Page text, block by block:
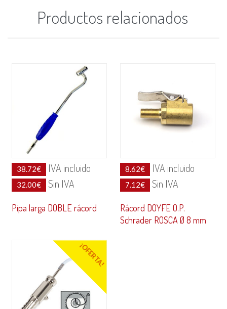
Productos relacionados
38.72€ IVA incluido
32.00€ Sin IVA
Pipa larga DOBLE rácord
8.62€ IVA incluido
7.12€ Sin IVA
Rácord DOYFE O.P.
Schrader ROSCA Ø 8 mm
¡OFERTA!